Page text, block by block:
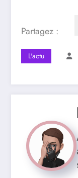
Partagez :
L'actu